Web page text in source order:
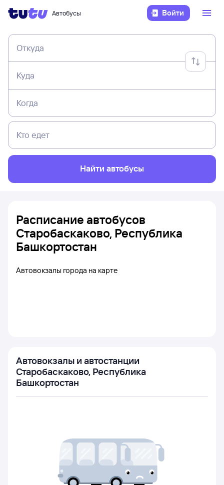
Автобусы Войти
Откуда
Куда
Когда
Кто едет
Найти автобусы
Расписание автобусов
Старобаскаково, Республика
Башкортостан
Автовокзалы города на карте
Автовокзалы и автостанции
Старобаскаково, Республика
Башкортостан